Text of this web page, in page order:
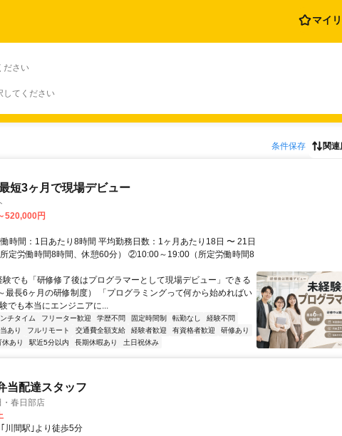
マイ
ださい
してください
条件保存 関連
短3ヶ月で現場デビュー
520,000円
時間：1日あたり8時間 平均勤務日数：1ヶ月あたり18日 〜 21日
定労働時間8時間、休憩60分） ②10:00～19:00（所定労働時間8
験でも「研修修了後はプログラマーとして現場デビュー」できる
最長6ヶ月の研修制度） 「プログラミングって何から始めればい
でも本当にエンジニアに...
チタイム フリーター歓迎 学歴不問 固定時間制 転勤なし
経験不問
あり フルリモート 交通費全額支給 経験者歓迎 有資格者歓迎
研修あり
休あり 駅近5分以内 長期休暇あり 土日祝休み
当配達スタッフ
春日部店
川間駅｣より徒歩5分